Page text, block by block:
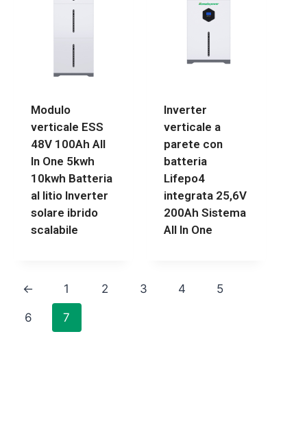
Modulo
verticale ESS
48V 100Ah All
In One 5kwh
10kwh Batteria
al litio Inverter
solare ibrido
scalabile
Inverter
verticale a
parete con
batteria
Lifepo4
integrata 25,6V
200Ah Sistema
All In One
← 1 2 3 4 5
6 7